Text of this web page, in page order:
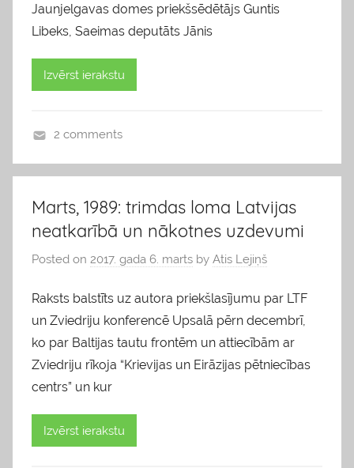
Jaunjelgavas domes priekšsēdētājs Guntis
Libeks, Saeimas deputāts Jānis
Izvērst ierakstu
l
g
s
2 comments
Marts, 1989: trimdas loma Latvijas
neatkarībā un nākotnes uzdevumi
Posted on 2017. gada 6. marts by Atis Lejiņš
Raksts balstīts uz autora priekšlasījumu par LTF
un Zviedriju konferencē Upsalā pērn decembrī,
ko par Baltijas tautu frontēm un attiecībām ar
Zviedriju rīkoja “Krievijas un Eirāzijas pētniecības
centrs” un kur
Izvērst ierakstu